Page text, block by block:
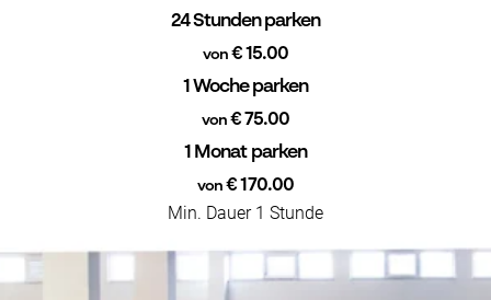
24 Stunden parken
von€ 15.00
1 Woche parken
von€ 75.00
1 Monat parken
von € 170.00
Min. Dauer 1 Stunde